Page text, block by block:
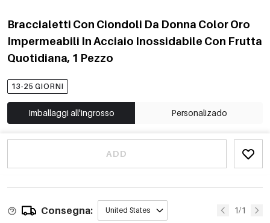
Braccialetti Con Ciondoli Da Donna Color Oro
Impermeabili In Acciaio Inossidabile Con Frutta
Quotidiana, 1 Pezzo
13-25 GIORNI
Imballaggi all'ingrosso Personalizado
ADD
Consegna: United States 1/1